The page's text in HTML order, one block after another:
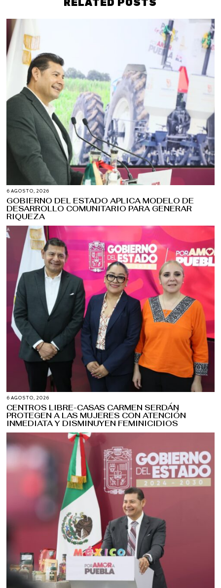
6 AGOSTO, 2026
GOBIERNO DEL ESTADO APLICA MODELO DE
DESARROLLO COMUNITARIO PARA GENERAR
RIQUEZA
6 AGOSTO, 2026
CENTROS LIBRE-CASAS CARMEN SERDÁN
PROTEGEN A LAS MUJERES CON ATENCIÓN
INMEDIATA Y DISMINUYEN FEMINICIDIOS